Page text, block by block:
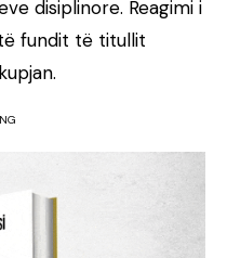
disiplinore. Reagimi i
fundit të titullit